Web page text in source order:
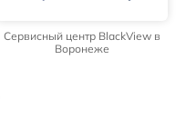
Сервисный центр BlackView в
Воронеже